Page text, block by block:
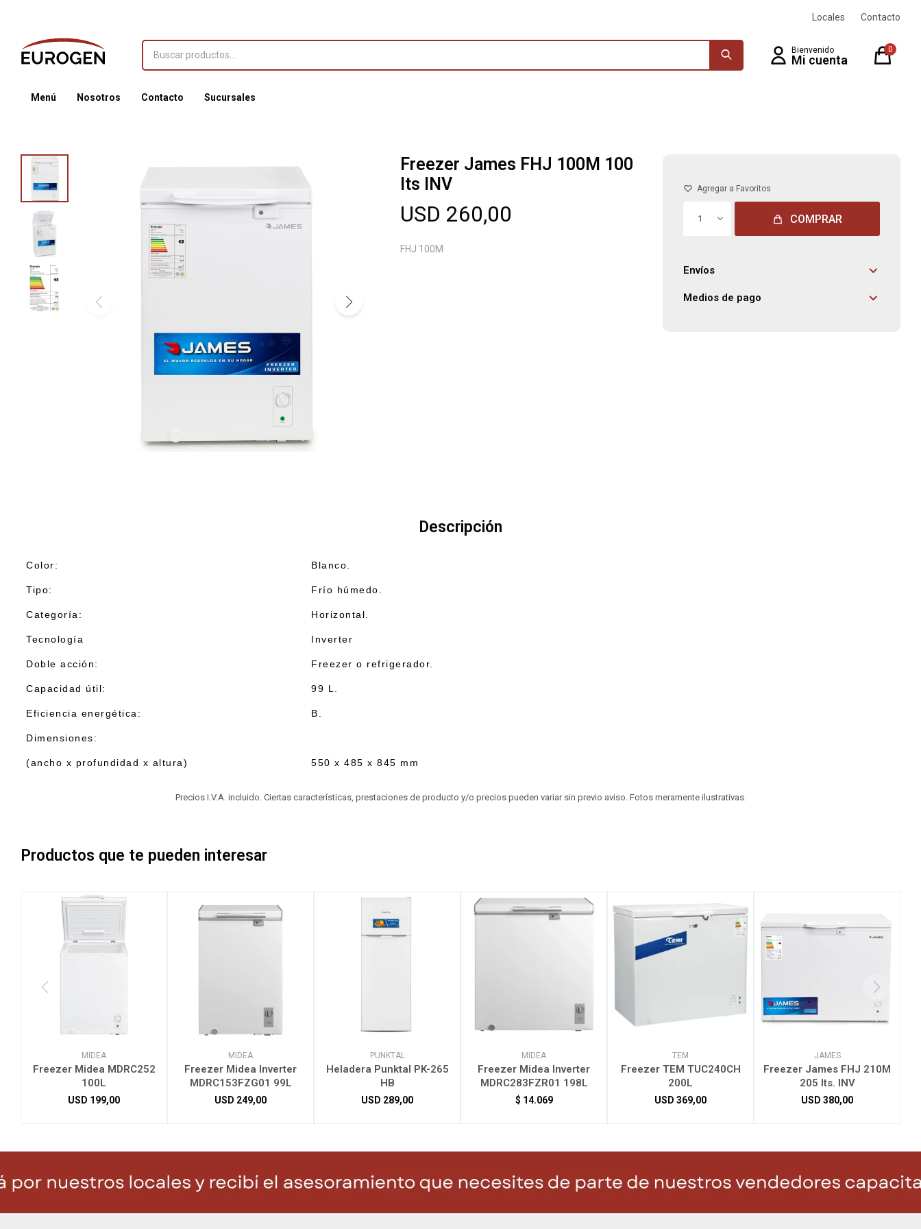
Menú Nosotros Contacto Sucursales
0
Locales Contacto
Freezer James FHJ 100M 100
lts INV
USD 260,00
FHJ 100M
1 COMPRAR
Envíos
Medios de pago
Descripción
Color: Blanco.
Tipo: Frío húmedo.
Categoría: Horizontal.
Tecnología Inverter
Doble acción: Freezer o refrigerador.
Capacidad útil: 99 L.
Eficiencia energética: B.
Dimensiones:
(ancho x profundidad x altura) 550 x 485 x 845 mm
Precios I.V.A. incluido. Ciertas características, prestaciones de producto y/o precios pueden variar sin previo aviso. Fotos meramente ilustrativas.
Productos que te pueden interesar
MIDEA
Freezer Midea MDRC252
100L
USD 199,00
MIDEA
Freezer Midea Inverter
MDRC153FZG01 99L
USD 249,00
PUNKTAL
Heladera Punktal PK-265
HB
USD 289,00
MIDEA
Freezer Midea Inverter
MDRC283FZR01 198L
$ 14.069
TEM
Freezer TEM TUC240CH
200L
USD 369,00
JAMES
Freezer James FHJ 210M
205 lts. INV
USD 380,00